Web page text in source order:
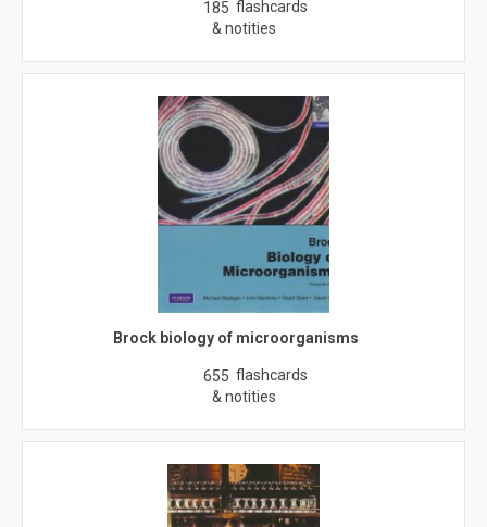
185 flashcards
& notities
Brock biology of microorganisms
655 flashcards
& notities